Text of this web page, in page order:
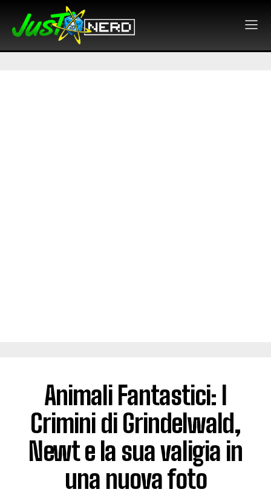
Animali Fantastici: I
Crimini di Grindelwald,
Newt e la sua valigia in
una nuova foto